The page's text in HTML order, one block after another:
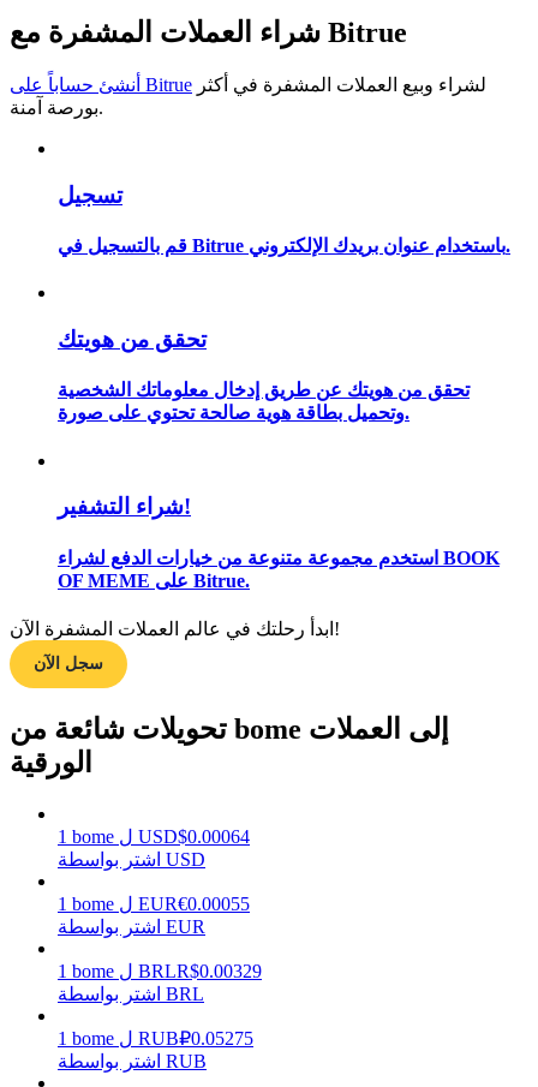
مرشد
استراتيجيات التداول
تعلم كيفية البقاء مربحة
يكسب
احصل على مكافآت تنافسية يوميًا
شراء العملات المشفرة مع Bitrue
أنشئ حساباً على Bitrue
بورصة آمنة.
تسجيل
قم بالتسجيل في Bitrue باستخدام عنوان بريدك الإلكتروني.
تحقق من هويتك
تحقق من هويتك عن طريق إدخال معلوماتك الشخصية
وتحميل بطاقة هوية صالحة تحتوي على صورة.
شراء التشفير!
استخدم مجموعة متنوعة من خيارات الدفع لشراء BOOK
OF MEME على Bitrue.
ابدأ رحلتك في عالم العملات المشفرة الآن!
سجل الآن
تحويلات شائعة من bome إلى العملات
الورقية
1 bome ل USD$0.00064
اشتر بواسطة USD
1 bome ل EUR€0.00055
اشتر بواسطة EUR
1 bome ل BRLR$0.00329
اشتر بواسطة BRL
1 bome ل RUB₽0.05275
اشتر بواسطة RUB